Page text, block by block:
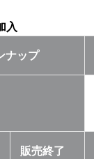
入
ナップ
販売終了